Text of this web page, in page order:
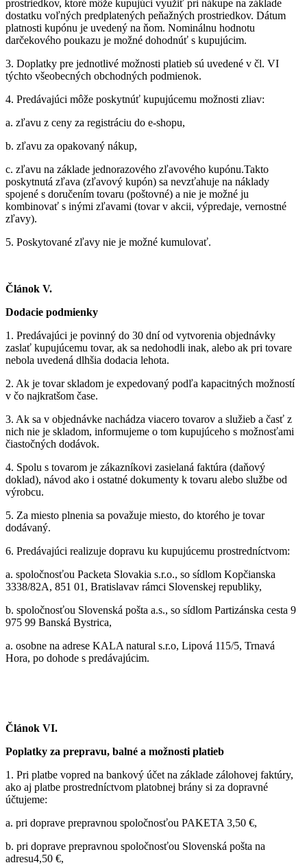
prostriedkov, ktoré môže kupujúci využiť pri nákupe na základe
dostatku voľných predplatených peňažných prostriedkov. Dátum
platnosti kupónu je uvedený na ňom. Nominálnu hodnotu
darčekového poukazu je možné dohodnúť s kupujúcim.
3. Doplatky pre jednotlivé možnosti platieb sú uvedené v čl. VI
týchto všeobecných obchodných podmienok.
4. Predávajúci môže poskytnúť kupujúcemu možnosti zliav:
a. zľavu z ceny za registráciu do e-shopu,
b. zľavu za opakovaný nákup,
c. zľavu na základe jednorazového zľavového kupónu.Takto
poskytnutá zľava (zľavový kupón) sa nevzťahuje na náklady
spojené s doručením tovaru (poštovné) a nie je možné ju
kombinovať s inými zľavami (tovar v akcii, výpredaje, vernostné
zľavy).
5. Poskytované zľavy nie je možné kumulovať.
Článok V.
Dodacie podmienky
1. Predávajúci je povinný do 30 dní od vytvorenia objednávky
zaslať kupujúcemu tovar, ak sa nedohodli inak, alebo ak pri tovare
nebola uvedená dlhšia dodacia lehota.
2. Ak je tovar skladom je expedovaný podľa kapacitných možností
v čo najkratšom čase.
3. Ak sa v objednávke nachádza viacero tovarov a služieb a časť z
nich nie je skladom, informujeme o tom kupujúceho s možnosťami
čiastočných dodávok.
4. Spolu s tovarom je zákazníkovi zasielaná faktúra (daňový
doklad), návod ako i ostatné dokumenty k tovaru alebo službe od
výrobcu.
5. Za miesto plnenia sa považuje miesto, do ktorého je tovar
dodávaný.
6. Predávajúci realizuje dopravu ku kupujúcemu prostredníctvom:
a. spoločnosťou Packeta Slovakia s.r.o., so sídlom Kopčianska
3338/82A, 851 01, Bratislavav rámci Slovenskej republiky,
b. spoločnosťou Slovenská pošta a.s., so sídlom Partizánska cesta 9
975 99 Banská Bystrica,
a. osobne na adrese KALA natural s.r.o, Lipová 115/5, Trnavá
Hora, po dohode s predávajúcim.
Článok VI.
Poplatky za prepravu, balné a možnosti platieb
1. Pri platbe vopred na bankový účet na základe zálohovej faktúry,
ako aj platbe prostredníctvom platobnej brány si za dopravné
účtujeme:
a. pri doprave prepravnou spoločnosťou PAKETA 3,50 €,
b. pri doprave prepravnou spoločnosťou Slovenská pošta na
adresu4,50 €,